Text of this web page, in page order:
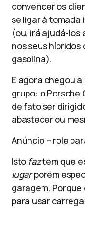
convencer os
se ligar à tomada
(ou, irá ajudá-los
nos seus híbridos
gasolina).
E agora chegou
grupo: o Porsche
de fato ser
abastecer ou
Anúncio – role
Isto faztem que
lugarporém
garagem.
para usar